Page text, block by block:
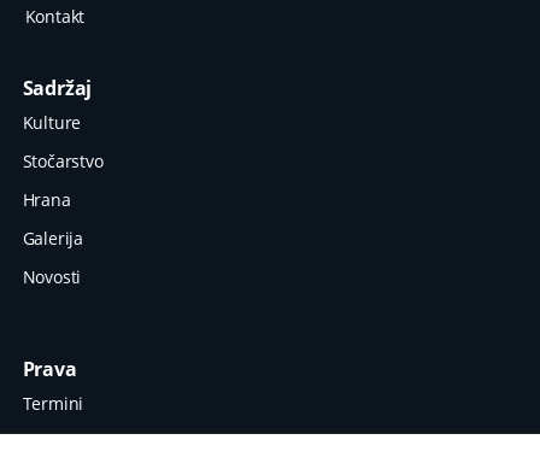
Kontakt
Sadržaj
Kulture
Stočarstvo
Hrana
Galerija
Novosti
Prava
Termini
Zaštita podataka